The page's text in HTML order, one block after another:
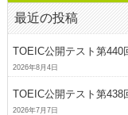
最近の投稿
TOEIC公開テスト第440
2026年8月4日
TOEIC公開テスト第438
2026年7月7日